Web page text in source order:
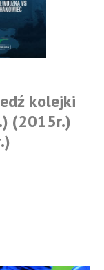
kolejki
(2015r.)